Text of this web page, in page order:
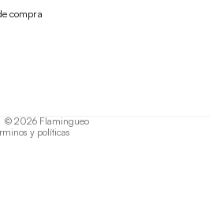
compra
© 2026 Flamingueo
y políticas